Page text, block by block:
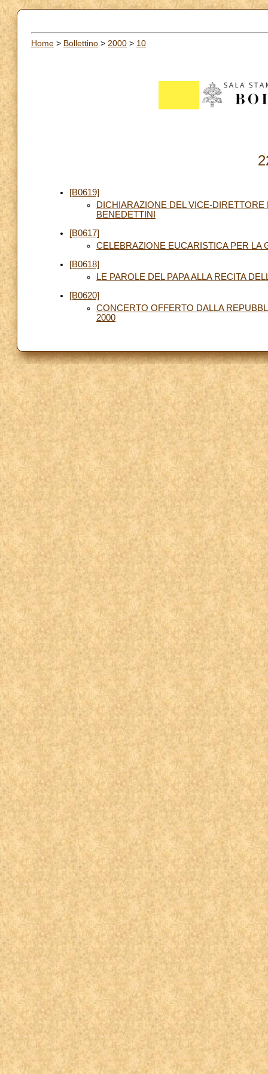
Home > Bollettino > 2000 > 10
[B0619]
DICHIARAZIONE DEL VICE-DIRETTORE
BENEDETTINI
[B0617]
CELEBRAZIONE EUCARISTICA PER LA
[B0618]
LE PAROLE DEL PAPA ALLA RECITA
[B0620]
CONCERTO OFFERTO DALLA
2000